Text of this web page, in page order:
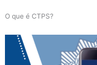
O que é CTPS?